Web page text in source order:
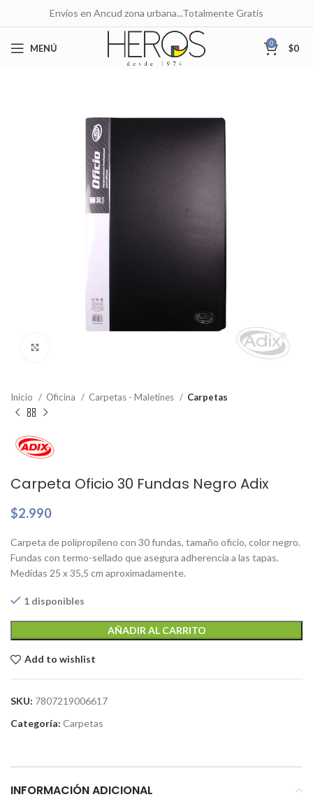
Envíos en Ancud zona urbana...Totalmente Gratis
MENÚ 0 $0
Inicio Oficina Carpetas - Maletines Carpetas
Carpeta Oficio 30 Fundas Negro Adix
$2.990
Carpeta de polipropileno con 30 fundas, tamaño oficio, color negro.
Fundas con termo-sellado que asegura adherencia a las tapas.
Medidas 25 x 35,5 cm aproximadamente.
1 disponibles
AÑADIR AL CARRITO
Add to wishlist
SKU: 7807219006617
Categoría: Carpetas
INFORMACIÓN ADICIONAL